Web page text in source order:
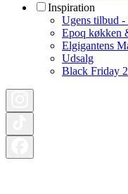
Inspiration
Ugens tilbud -
Epoq køkken
Elgigantens
Udsalg
Black Friday